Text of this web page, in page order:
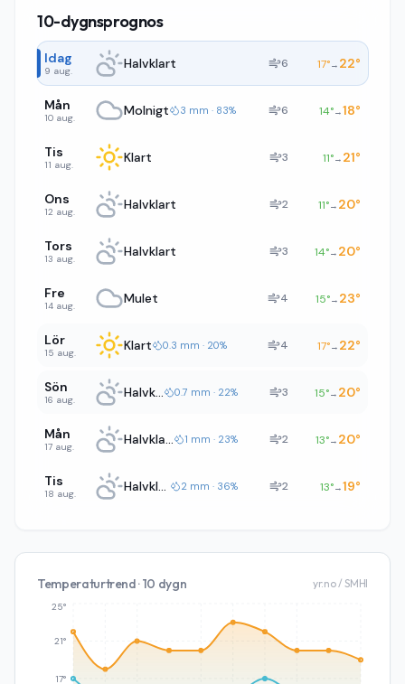
10-dygnsprognos
Idag
9 aug. Halvklart 6 17°→ 22°
Mån
10 aug. Molnigt 3 mm · 83% 6 14°→18°
Tis
11 aug. Klart 3 11°→ 21°
Ons
12 aug. Halvklart 2 11°→ 20°
Tors
13 aug. Halvklart 3 14°→ 20°
Fre
14 aug. Mulet 4 15°→ 23°
Lör
15 aug. Klart 0.3 mm · 20% 4 17°→ 22°
Sön
16 aug. Halvklart 0.7 mm · 22% 3 15°→ 20°
Mån
17 aug. Halvklart 1 mm · 23% 2 13°→ 20°
Tis
18 aug. Halvklart 2 mm · 36% 2 13°→19°
Temperaturtrend · 10 dygn yr.no / SMHI
17°
21°
25°